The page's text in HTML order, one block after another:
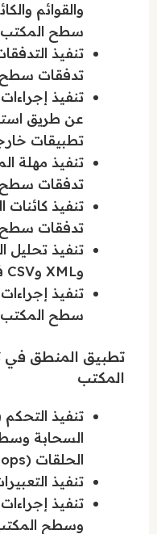
والقوائم
سطح المكتب
تدفقات سطح
تنفيذ
عن طريق
تطبيقات
تنفيذ مهلة
تدفقات سطح
تنفيذ كائنات
تدفقات سطح
وXML وCSV في تدفقات سطح المكتب
تنفيذ
سطح المكتب
تطبيق المنطق
المكتب
تنفيذ
السحابة
الحلقات (loops)
تنفيذ
تنفيذ
وسطح